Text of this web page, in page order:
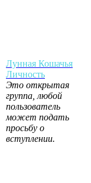
Лунная Кошачья
Личность
Это открытая
группа, любой
пользователь
может подать
просьбу о
вступлении.